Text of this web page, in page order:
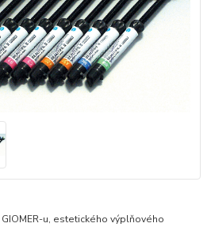
u, estetického výplňového